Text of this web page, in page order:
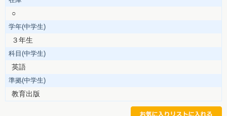
○
学年(中学生)
３年生
科目(中学生)
英語
準拠(中学生)
教育出版